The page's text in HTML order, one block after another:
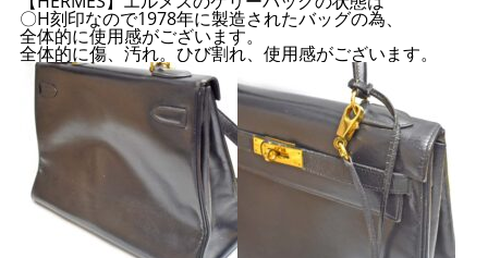
〇H刻印なので1978年に製造されたバッグの為、
全体的に使用感がございます。
全体的に傷、汚れ。ひび割れ、使用感がございます。